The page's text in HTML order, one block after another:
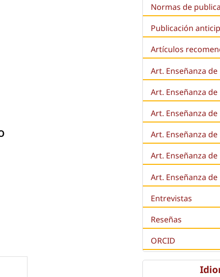
Normas de
Publicación
Artículos
Art. Enseñanza
Art. Enseñanza
Art. Enseñanza de
Art. Enseñanza de
Art. Enseñanza
Art. Enseñanza
Entrevistas
Reseñas
ORCID